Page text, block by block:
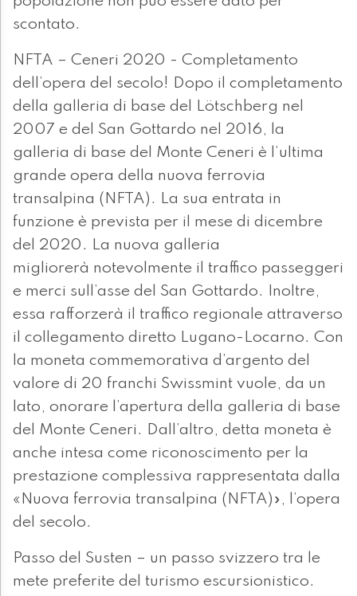
scontato.
NFTA – Ceneri 2020 - Completamento
dell’opera del secolo! Dopo il completamento
della galleria di base del Lötschberg nel
2007 e del San Gottardo nel 2016, la
galleria di base del Monte Ceneri è l’ultima
grande opera della nuova ferrovia
transalpina (NFTA). La sua entrata in
funzione è prevista per il mese di dicembre
del 2020. La nuova galleria
migliorerà notevolmente il traffico passeggeri
e merci sull’asse del San Gottardo. Inoltre,
essa rafforzerà il traffico regionale attraverso
il collegamento diretto Lugano-Locarno. Con
la moneta commemorativa d’argento del
valore di 20 franchi Swissmint vuole, da un
lato, onorare l’apertura della galleria di base
del Monte Ceneri. Dall’altro, detta moneta è
anche intesa come riconoscimento per la
prestazione complessiva rappresentata dalla
«Nuova ferrovia transalpina (NFTA)», l’opera
del secolo.
Passo del Susten – un passo svizzero tra le
mete preferite del turismo escursionistico.